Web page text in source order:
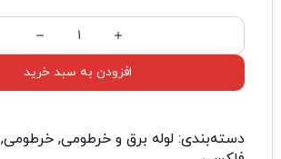
افزودن به سبد خرید
دسته‌بندی: لوله برق و خرطومی, خرطومی,